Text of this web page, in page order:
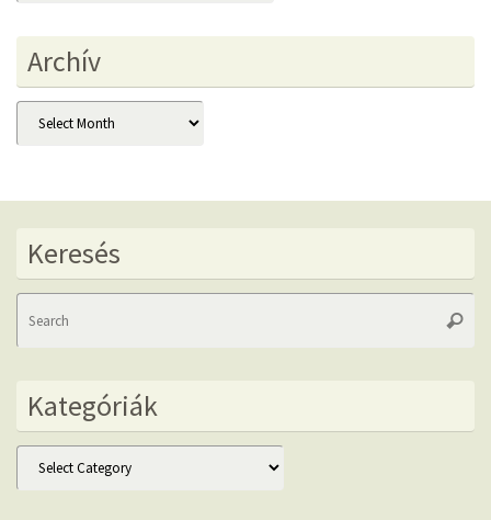
Archív
Archív
Keresés
Kategóriák
Kategóriák